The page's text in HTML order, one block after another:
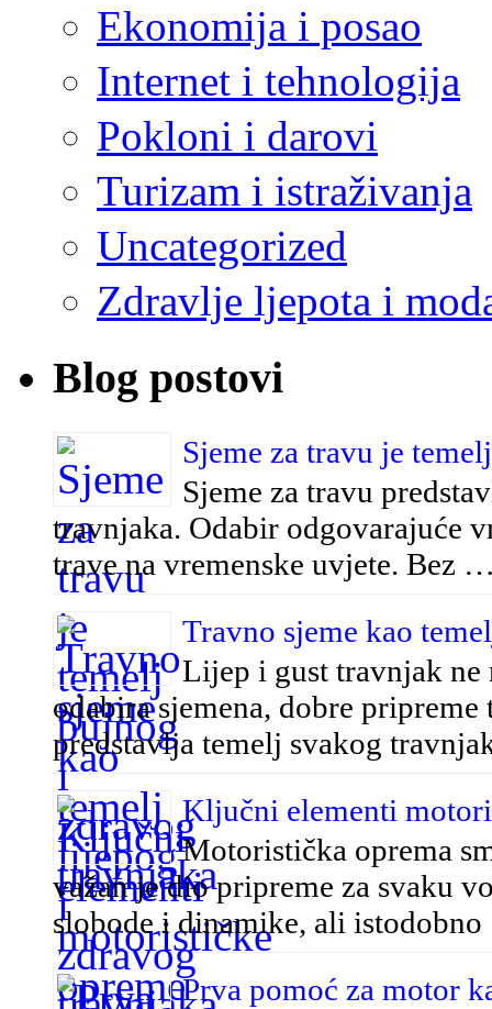
Ekonomija i posao
Internet i tehnologija
Pokloni i darovi
Turizam i istraživanja
Uncategorized
Zdravlje ljepota i
Blog postovi
Sjeme za travu je
Sjeme za travu
travnjaka. Odabir odgovarajuće
trave na vremenske uvjete. Bez
Travno sjeme kao
Lijep i gust travnjak ne
odabira sjemena, dobre
predstavlja temelj svakog
Ključni elementi
Motoristička oprema
važan je dio pripreme za svaku
slobode i dinamike, ali
Prva pomoć za motor